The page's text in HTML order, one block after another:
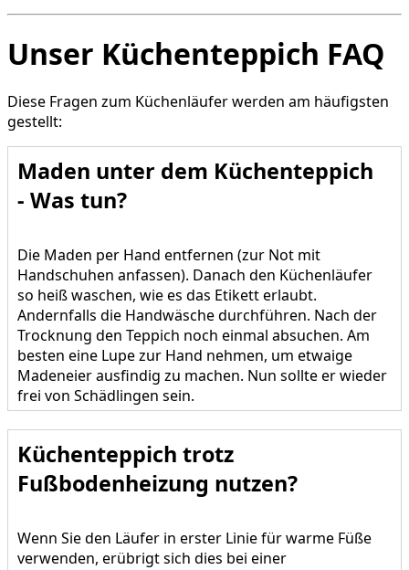
Unser Küchenteppich FAQ
Diese Fragen zum Küchenläufer werden am häufigsten
gestellt:
Maden unter dem Küchenteppich
- Was tun?
Die Maden per Hand entfernen (zur Not mit
Handschuhen anfassen). Danach den Küchenläufer
so heiß waschen, wie es das Etikett erlaubt.
Andernfalls die Handwäsche durchführen. Nach der
Trocknung den Teppich noch einmal absuchen. Am
besten eine Lupe zur Hand nehmen, um etwaige
Madeneier ausfindig zu machen. Nun sollte er wieder
frei von Schädlingen sein.
Küchenteppich trotz
Fußbodenheizung nutzen?
Wenn Sie den Läufer in erster Linie für warme Füße
verwenden, erübrigt sich dies bei einer